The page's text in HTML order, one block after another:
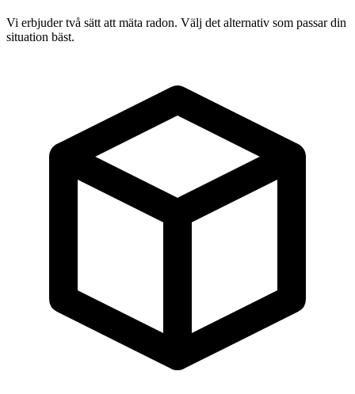
Vi erbjuder två sätt att mäta radon. Välj det alternativ som passar din
situation bäst.